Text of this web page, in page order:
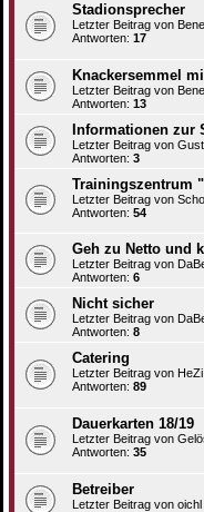
Stadionsprecher
Letzter Beitrag von Bene
Antworten: 17
Knackersemmel
Letzter Beitrag von Bene
Antworten: 13
Informationen zur
Letzter Beitrag von
Antworten: 3
Trainingszentrum
Letzter Beitrag von
Antworten: 54
Geh zu Netto und
Letzter Beitrag von
Antworten: 6
Nicht sicher
Letzter Beitrag von
Antworten: 8
Catering
Letzter Beitrag von HeZi
Antworten: 89
Dauerkarten 18/19
Letzter Beitrag von
Antworten: 35
Betreiber
Letzter Beitrag von oichl